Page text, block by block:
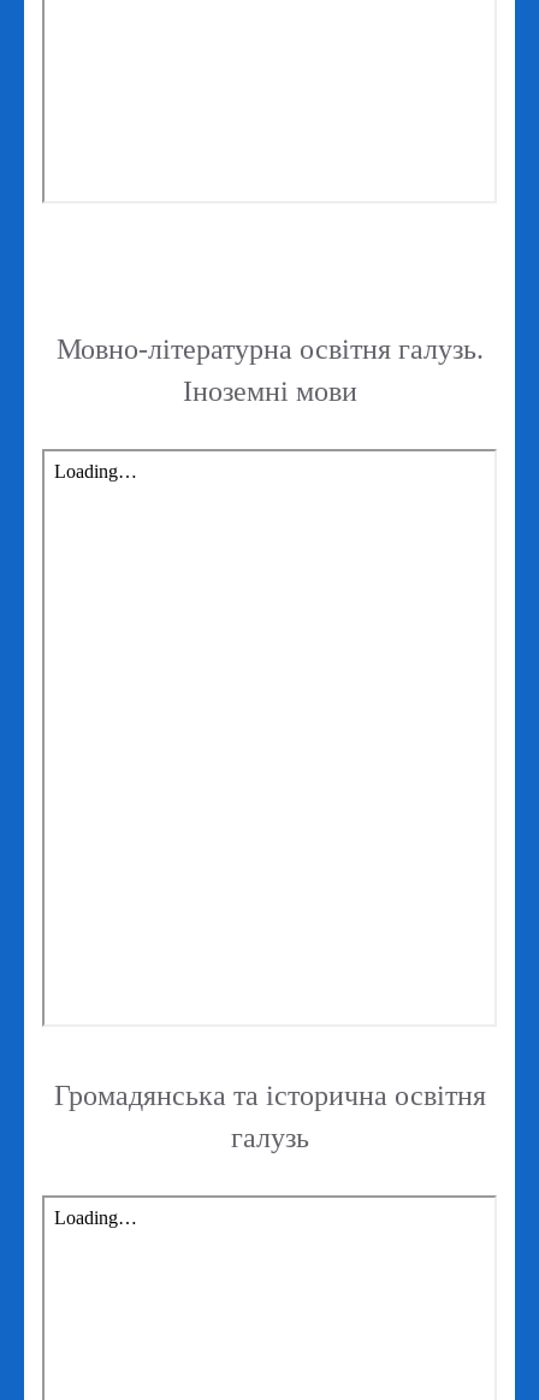
Мовно-літературна освітня галузь.
Іноземні мови
Громадянська та історична освітня
галузь